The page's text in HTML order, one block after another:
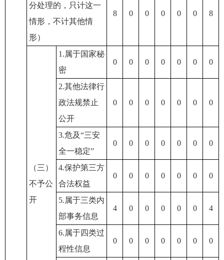
分处理的，只计这一
情形，不计其他情
形）
8 0 0 0 0 0 8
（三）
不予公
开
1.属于国家秘
密
0 0 0 0 0 0 0
2.其他法律行
政法规禁止
公开
0 0 0 0 0 0 0
3.危及“三安
全一稳定”
0 0 0 0 0 0 0
4.保护第三方
合法权益
0 0 0 0 0 0 0
5.属于三类内
部事务信息
4 0 0 0 0 0 4
6.属于四类过
程性信息
0 0 0 0 0 0 0